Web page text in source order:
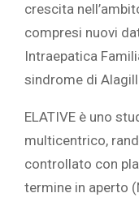
crescita
compresi nuovi
Intraepatica
sindrome di
ELATIVE è uno
multicentrico,
controllato con
termine in aperto